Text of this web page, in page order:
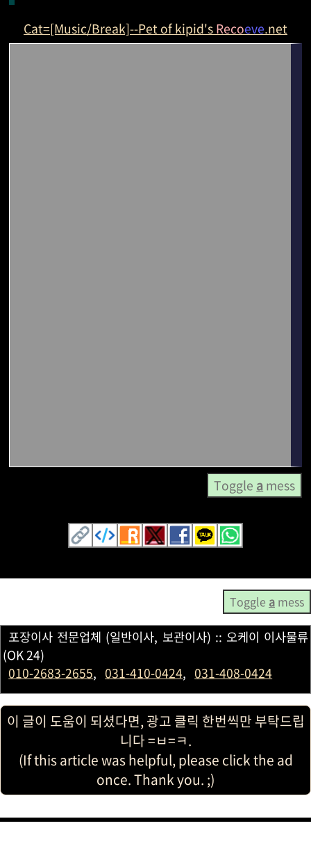
Cat=[Music/Break]--Pet of kipid'sRecoeve.net
Toggle amess
Toggle a mess
포장이사 전문업체 (일반이사, 보관이사) :: 오케이 이사물류
(OK 24)
010-2683-2655, 031-410-0424, 031-408-0424
이 글이 도움이 되셨다면, 광고 클릭 한번씩만 부탁드립
니다 =ㅂ=ㅋ.
(If this article was helpful, please click the ad
once. Thank you. ;)